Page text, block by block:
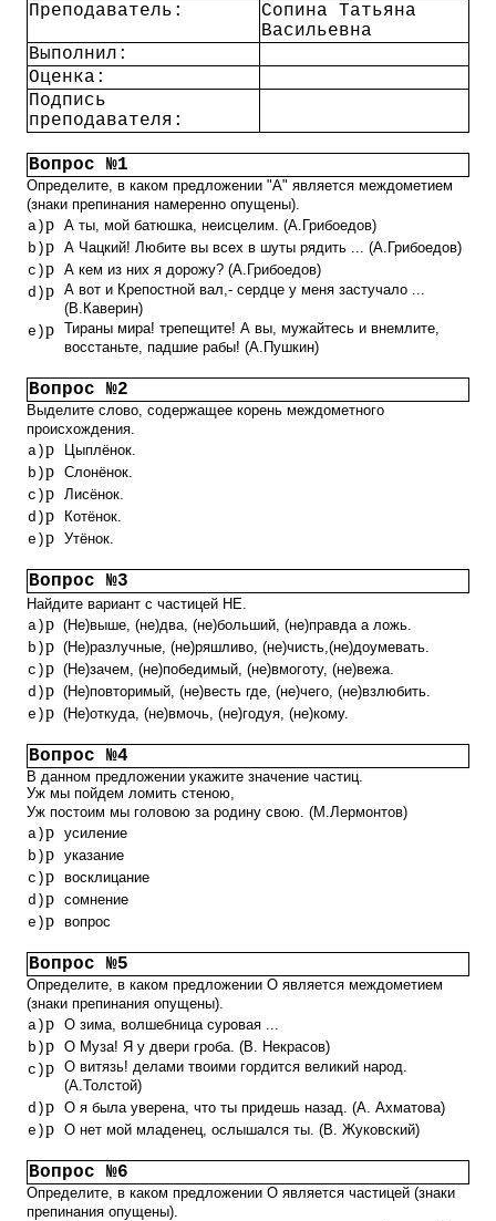
Преподаватель:
Сопина Татьяна
Васильевна
Выполнил:
Оценка:
Подпись
преподавателя:
Вопрос №1
Определите, в каком предложении "А" является междометием
(знаки препинания намеренно опущены).
a)p А ты, мой батюшка, неисцелим. (А.Грибоедов)
b)p А Чацкий! Любите вы всех в шуты рядить ... (А.Грибоедов)
c)p А кем из них я дорожу? (А.Грибоедов)
d)p А вот и Крепостной вал,- сердце у меня застучало ...
(В.Каверин)
e)p Тираны мира! трепещите! А вы, мужайтесь и внемлите,
восстаньте, падшие рабы! (А.Пушкин)
Вопрос №2
Выделите слово, содержащее корень междометного
происхождения.
a)p
Цыплёнок.
b)p Слонёнок.
c)p Лисёнок.
d)p
Котёнок.
e)p Утёнок.
Вопрос №3
Найдите вариант с частицей НЕ.
a)p (Не)выше, (не)два, (не)больший, (не)правда а ложь.
b)p (Не)разлучные, (не)ряшливо, (не)чисть,(не)доумевать.
c)p (Не)зачем, (не)победимый, (не)вмоготу, (не)вежа.
d)p (Не)повторимый, (не)весть где, (не)чего, (не)взлюбить.
e)p (Не)откуда, (не)вмочь, (не)годуя, (не)кому.
Вопрос №4
В данном предложении укажите значение частиц.
Уж мы пойдем ломить стеною,
Уж постоим мы головою за родину свою. (М.Лермонтов)
a)p усиление
b)p указание
c)p восклицание
d)p сомнение
e)p вопрос
Вопрос №5
Определите, в каком предложении О является междометием
(знаки препинания опущены).
a)p О зима, волшебница суровая ...
b)p О Муза! Я у двери гроба. (В. Некрасов)
c)p О витязь! делами твоими гордится великий народ.
(А.Толстой)
d)p О я была уверена, что ты придешь назад. (А. Ахматова)
e)p О нет мой младенец, ослышался ты. (В. Жуковский)
Вопрос №6
Определите, в каком предложении О является частицей (знаки
препинания опущены).